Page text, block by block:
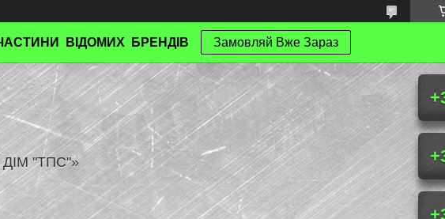
ВІДОМИХ БРЕНДІВ Замовляй Вже Зараз
"ТПС"»